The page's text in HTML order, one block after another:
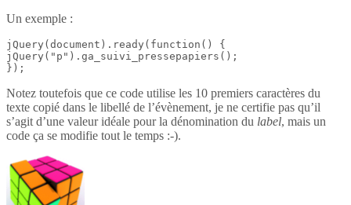
Un exemple :
jQuery(document).ready(function() {
jQuery("p").ga_suivi_pressepapiers();
});
Notez toutefois que ce code utilise les 10 premiers caractères du
texte copié dans le libellé de l’évènement, je ne certifie pas qu’il
s’agit d’une valeur idéale pour la dénomination du label, mais un
code ça se modifie tout le temps :-).